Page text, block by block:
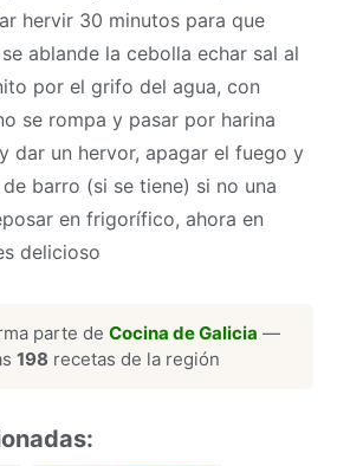
hervir 30 minutos para que
ablande la cebolla echar sal al
por el grifo del agua, con
se rompa y pasar por harina
dar un hervor, apagar el fuego y
barro (si se tiene) si no una
en frigorífico, ahora en
delicioso
parte deCocina de Galicia —
198 recetas de la región